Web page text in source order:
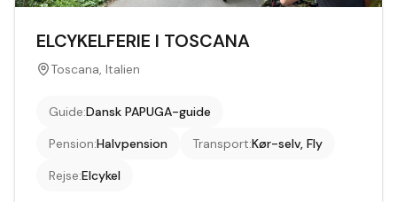
ELCYKELFERIE I TOSCANA
Toscana, Italien
Guide:Dansk PAPUGA-guide
Pension:Halvpension Transport:Kør-selv, Fly
Rejse:Elcykel